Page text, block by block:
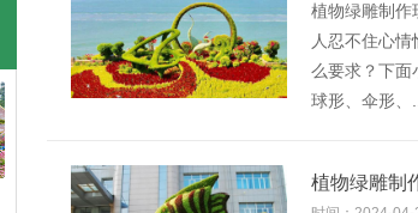
植物绿雕制作
人忍不住心
么要求？下面
球形、伞形、...
植物绿雕制